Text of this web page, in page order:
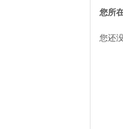
您所
您还